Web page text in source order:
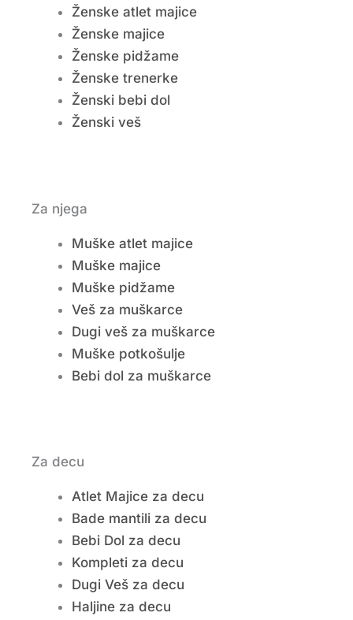
Ženske atlet majice
Ženske majice
Ženske pidžame
Ženske trenerke
Ženski bebi dol
Ženski veš
Za njega
Muške atlet majice
Muške majice
Muške pidžame
Veš za muškarce
Dugi veš za muškarce
Muške potkošulje
Bebi dol za muškarce
Za decu
Atlet Majice za decu
Bade mantili za decu
Bebi Dol za decu
Kompleti za decu
Dugi Veš za decu
Haljine za decu